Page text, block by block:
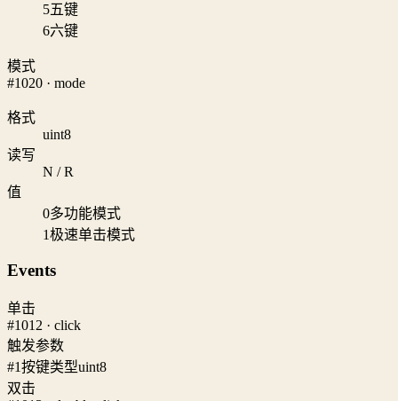
5五键
6六键
模式
#1020 · mode
格式
uint8
读写
N / R
值
0多功能模式
1极速单击模式
Events
单击
#1012 · click
触发参数
#1按键类型uint8
双击